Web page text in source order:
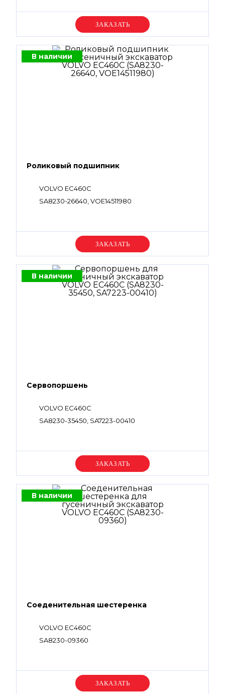
VOE14533610, VOE14533613, VOE14535185,
VOE14597149, VOE14597198, VOE14597225,
VOE14601512, VOE14601513, VOE14601515,
VOE14625242, SA9566-10280, VOE14625246,
SA9566-10180, VOE14880816, VOE14880817,
VOE14880818, VOE14880820, VOE14880821,
VOE14882297, VOE949238, VOE983495,
VOE983497, VOE983502, VOE983505,
VOE983506, VOE983507, VOE983509,
Уточняйте цену
В наличии
Роликовый подшипник
VOLVO EC460C
SA8230-26640, VOE14511980
Уточняйте цену
В наличии
Сервопоршень
VOLVO EC460C
SA8230-35450, SA7223-00410
Уточняйте цену
В наличии
Соеденительная шестеренка
VOLVO EC460C
SA8230-09360
Уточняйте цену